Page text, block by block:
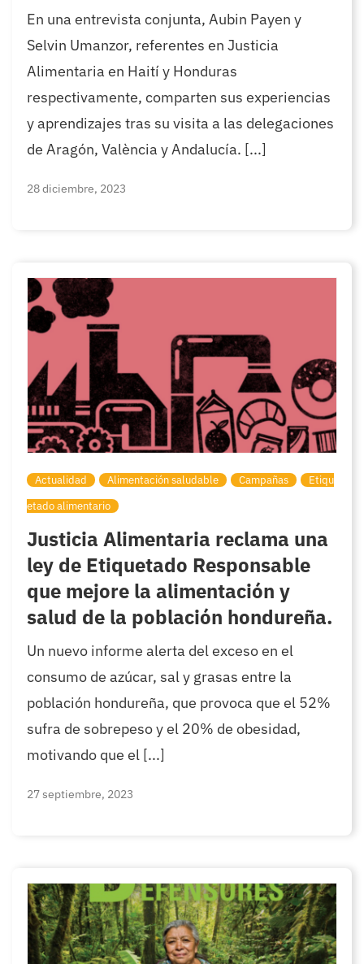
En una entrevista conjunta, Aubin Payen y
Selvin Umanzor, referentes en Justicia
Alimentaria en Haití y Honduras
respectivamente, comparten sus experiencias
y aprendizajes tras su visita a las delegaciones
de Aragón, València y Andalucía. [...]
28 diciembre, 2023
Actualidad Alimentación saludable Campañas
Etiqu
etado alimentario
Justicia Alimentaria reclama una
ley de Etiquetado Responsable
que mejore la alimentación y
salud de la población hondureña.
Un nuevo informe alerta del exceso en el
consumo de azúcar, sal y grasas entre la
población hondureña, que provoca que el 52%
sufra de sobrepeso y el 20% de obesidad,
motivando que el [...]
27 septiembre, 2023